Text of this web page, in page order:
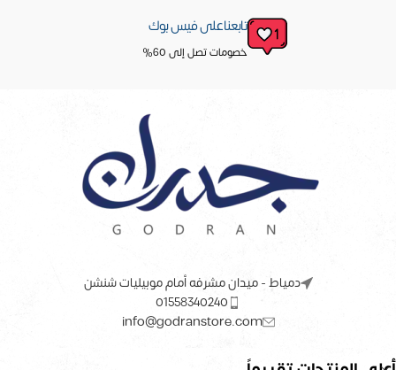
تابعنا على فيس بوك
خصومات تصل إلى 60%
دمياط - ميدان مشرفه أمام موبيليات شنشن
01558340240
info@godranstore.com